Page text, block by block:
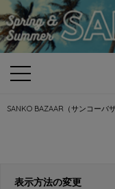
SANKO BAZAAR（サンコーバ
表示方法の変更